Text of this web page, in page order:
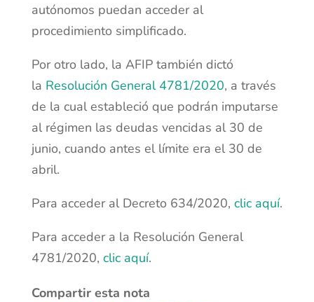
autónomos puedan acceder al
procedimiento simplificado.
Por otro lado, la AFIP también dictó
la Resolución General 4781/2020, a través
de la cual estableció que podrán imputarse
al régimen las deudas vencidas al 30 de
junio, cuando antes el límite era el 30 de
abril.
Para acceder al Decreto 634/2020, clic aquí.
Para acceder a la Resolución General
4781/2020, clic aquí.
Compartir esta nota